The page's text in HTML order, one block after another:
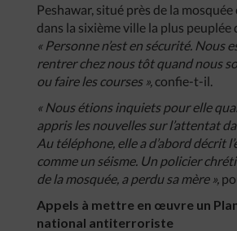
Peshawar, situé près de la
dans la sixième ville la plus peuplée
« Personne n’est en sécurité. Nous
rentrer chez nous tôt quand nous
ou faire les courses », confie-t-il.
« Nous étions inquiets pour elle
appris les nouvelles sur l’attentat
Au téléphone, elle a d’abord décrit
comme un séisme. Un policier
de la mosquée, a perdu sa mère »,
Appels à mettre en œuvre un
national antiterroriste